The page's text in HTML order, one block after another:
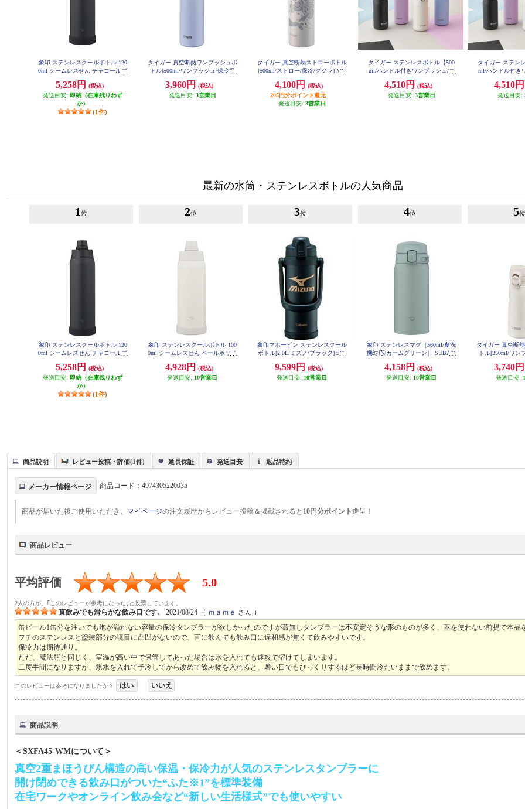
象印 ステンレスクールボトル 120
0ml シームレスせん チャコールブ
5,258円
(税込)
発送目安: 即納（在庫残りわず
か）
(1件)
タイガー 真空断熱ワンプッシュボ
トル[500ml/ワンプッシュ/保冷保
R
3,960円
(税込)
発送目安: 3営業日
タイガー 真空断熱ストローボトル
[500ml/ストロー/保冷/クジラ] MC
4,100円
(税込)
205円分ポイント還元
発送目安: 3営業日
タイガー ステンレスボトル【500
ml/ハンドル付きワンプッシュ/ス
4,510円
(税込)
発送目安: 3営業日
タイガー ステン
ml/ハンドル付き
4,510
発送目安:
最新の水筒・ステンレスボトルの人気商品
1 位
象印 ステンレスクールボトル 120
0ml シームレスせん チャコールブ
5,258円
(税込)
発送目安: 即納（在庫残りわず
か）
(1件)
2位
象印 ステンレスクールボトル 100
0ml シームレスせん ペールホワイ
4,928円
(税込)
発送目安: 10営業日
3位
象印マホービン ステンレスクール
ボトル[2.0L/ミズノ/ブラック] SD-
9,599円
(税込)
発送目安: 10営業日
4位
象印 ステンレスマグ［360ml/食洗
機対応/カームグリーン］ SUBA36
4,158円
(税込)
発送目安: 10営業日
5位
タイガー 真空断
トル[350ml/ワン
R
3,740
発送目安:
商品説明 レビュー投稿・評価(1件) 延長保証 発送目安 返品特約
メーカー情報ページ 商品コード：4974305220035
商品が届いた後ご使用いただき、 マイページの注文履歴からレビュー投稿＆掲載されると 10円分ポイント進呈！
商品レビュー
平均評価 5.0
2人の方が、｢このレビューが参考になった｣と投票しています。
直飲みでも滑らかな飲み口です。 2021/08/24 （ ｍａｍｅ さん ）
缶ビール1缶分を注いでも泡が溢れない容量の保冷タンブラーが欲しかったのですが蓋無しタンブラーは不安定そうな形のものが多く、蓋を使わない前提で本品
フチのステンレスと塗装部分の境目に凸凹がないので、直に飲んでも飲み口に違和感が無くて飲みやすいです。
保冷力は期待通り。
ただ、魔法瓶と同じく、室温が高い中で保管してあった場合は氷を入れても速攻で溶けてしまいます。
二度手間になりますが、氷水を入れて予冷してから改めて飲み物を入れると、暑い日でもびっくりするほど長時間冷たいままで飲めます。
このレビューは参考になりましたか？ はい いいえ
商品説明
＜SXFA45-WMについて＞
真空2重まほうびん構造の高い保温・保冷力が人気のステンレスタンブラーに
開け閉めできる飲み口がついた“ふた※1”を標準装備
在宅ワークやオンライン飲み会など“新しい生活様式”でも使いやすい